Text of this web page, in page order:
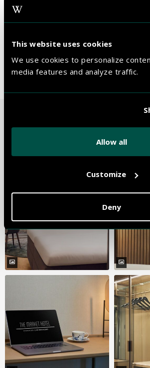
This website uses cookies
We use cookies to personalize
media features and analyze traffic.
Allow all
Customize
Deny
Kostenloses WiFi
Kostenlose Nutzung des Fitnessbereichs
DELUXE ZIMMER MIT